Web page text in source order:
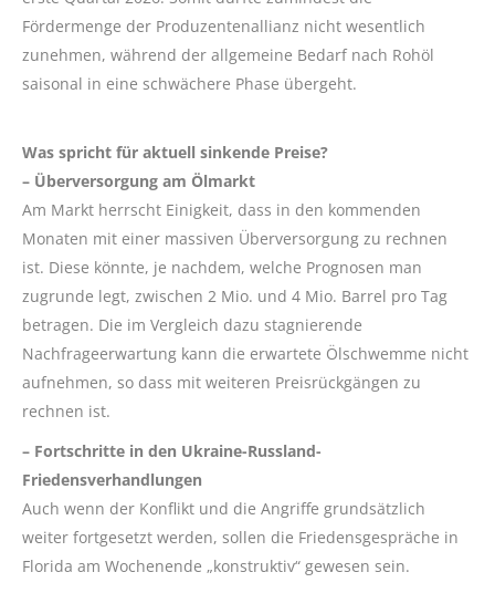
Fördermenge der Produzentenallianz nicht wesentlich
zunehmen, während der allgemeine Bedarf nach Rohöl
saisonal in eine schwächere Phase übergeht.
Was spricht für aktuell sinkende Preise?
– Überversorgung am Ölmarkt
Am Markt herrscht Einigkeit, dass in den kommenden
Monaten mit einer massiven Überversorgung zu rechnen
ist. Diese könnte, je nachdem, welche Prognosen man
zugrunde legt, zwischen 2 Mio. und 4 Mio. Barrel pro Tag
betragen. Die im Vergleich dazu stagnierende
Nachfrageerwartung kann die erwartete Ölschwemme nicht
aufnehmen, so dass mit weiteren Preisrückgängen zu
rechnen ist.
– Fortschritte in den Ukraine-Russland-
Friedensverhandlungen
Auch wenn der Konflikt und die Angriffe grundsätzlich
weiter fortgesetzt werden, sollen die Friedensgespräche in
Florida am Wochenende „konstruktiv“ gewesen sein.